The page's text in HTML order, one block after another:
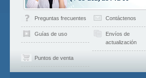
Preguntas frecuentes Contáctenos
Guías de uso
Envíos de
actualización
Puntos de venta